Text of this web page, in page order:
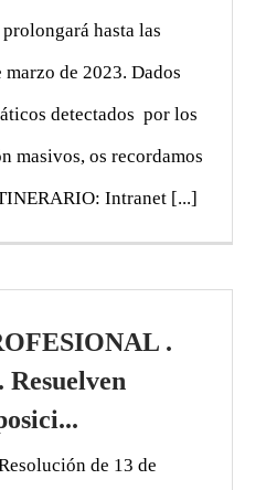
hasta las
de 2023. Dados
detectados por los
masivos, os recordamos
Intranet [...]
.
de 13 de